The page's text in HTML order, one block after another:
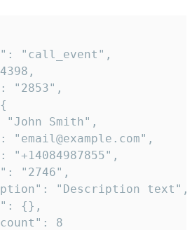
"call_event",
"2853",
"John Smith",
"email@example.com",
"+14084987855",
"2746",
"Description text",
{},
8